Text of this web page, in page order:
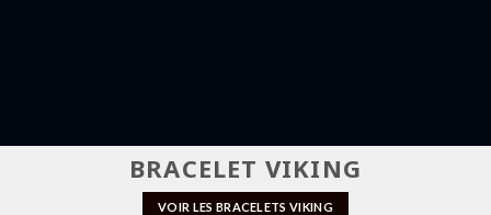
BRACELET VIKING
VOIR LES BRACELETS VIKING